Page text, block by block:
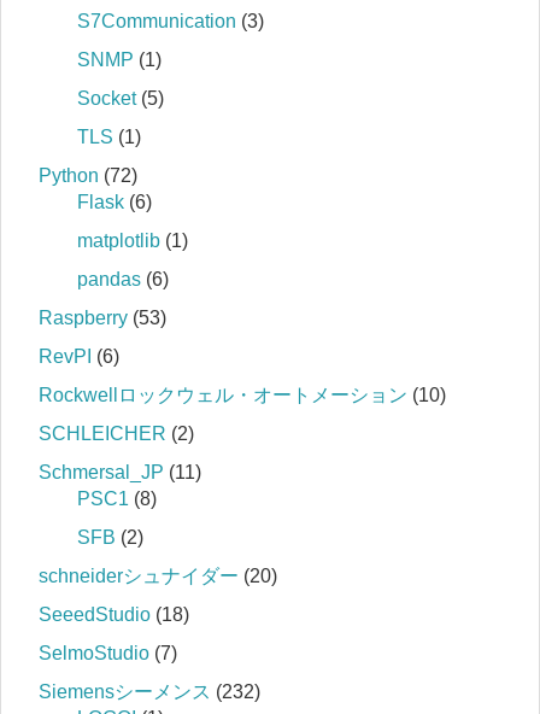
S7Communication (3)
SNMP (1)
Socket(5)
TLS (1)
Python (72)
Flask (6)
matplotlib (1)
pandas (6)
Raspberry (53)
RevPI (6)
Rockwellロックウェル・オートメーション (10)
SCHLEICHER (2)
Schmersal_JP (11)
PSC1 (8)
SFB (2)
schneiderシュナイダー (20)
SeeedStudio (18)
SelmoStudio (7)
Siemensシーメンス (232)